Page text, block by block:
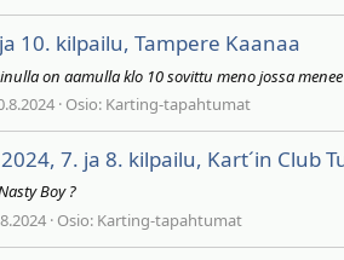
10. kilpailu, Tampere Kaanaa
on aamulla klo 10 sovittu meno jossa
Osio: Karting-tapahtumat
7. ja 8. kilpailu, Kart´in Club
Boy ?
Osio: Karting-tapahtumat